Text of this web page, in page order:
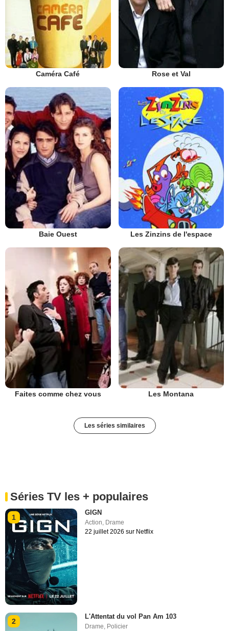
Caméra Café Rose et Val
Baie Ouest Les Zinzins de l'espace
Faites comme chez vous Les Montana
Les séries similaires
Séries TV les + populaires
1
GIGN
Action, Drame
22 juillet 2026 sur Netflix
2
L'Attentat du vol Pan Am 103
Drame, Policier